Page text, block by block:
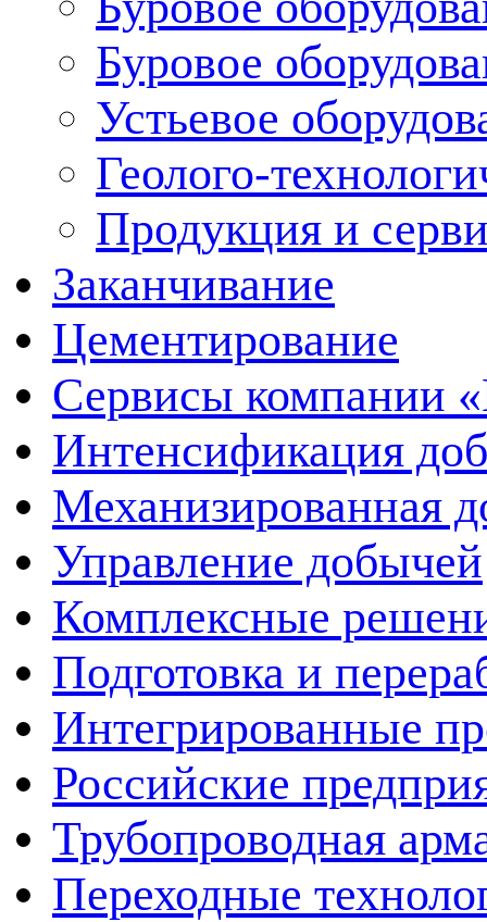
Буровое
Устьевое
Геолого-
Продукция и
Заканчивание
Цементирование
Сервисы компании
Интенсификация
Механизированная
Управление добычей
Комплексные
Подготовка и
Интегрированные
Российские
Трубопроводная
Переходные